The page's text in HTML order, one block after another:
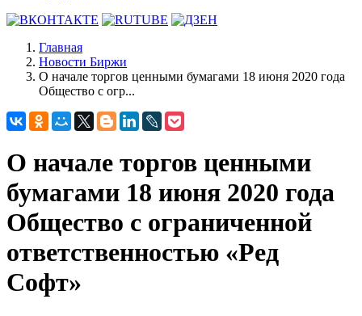
Главная
Новости Биржи
О начале торгов ценными бумагами 18 июня 2020 года
Общество с огр...
О начале торгов ценными
бумагами 18 июня 2020 года
Общество с ограниченной
ответственностью «Ред
Софт»